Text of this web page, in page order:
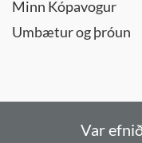
Minn Kópavogur
Umbætur og þróun
Var